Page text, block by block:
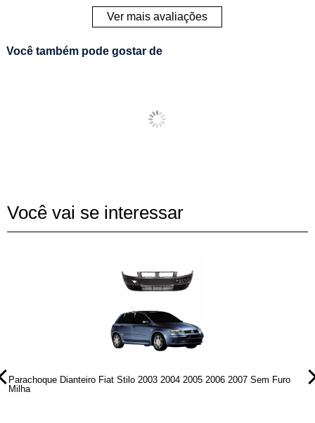
Ver mais avaliações
Você também pode gostar de
Você vai se interessar
Parachoque Dianteiro Fiat Stilo 2003 2004 2005 2006 2007 Sem Furo
Milha